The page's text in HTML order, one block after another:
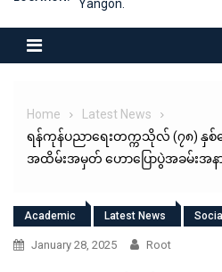
Yangon.
Home
Latest News
ရန်ကုန်ပညာရေးတက္ကသိုလ် (၇၈) နှစ်
အထိမ်းအမှတ် ဟောပြောပွဲအခမ်းအနာ
Academic Latest News Social
January 28, 2025 Root